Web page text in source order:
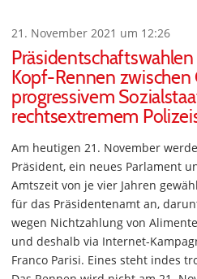
21. November 2021 um 12:26
Kopf-Rennen zwischen
progressivem
rechtsextremem
Am heutigen 21. November
Präsident, ein neues Parlament
Amtszeit von je vier Jahren
für das Präsidentenamt an,
wegen Nichtzahlung von
und deshalb via Internet-
Franco Parisi. Eines steht indes